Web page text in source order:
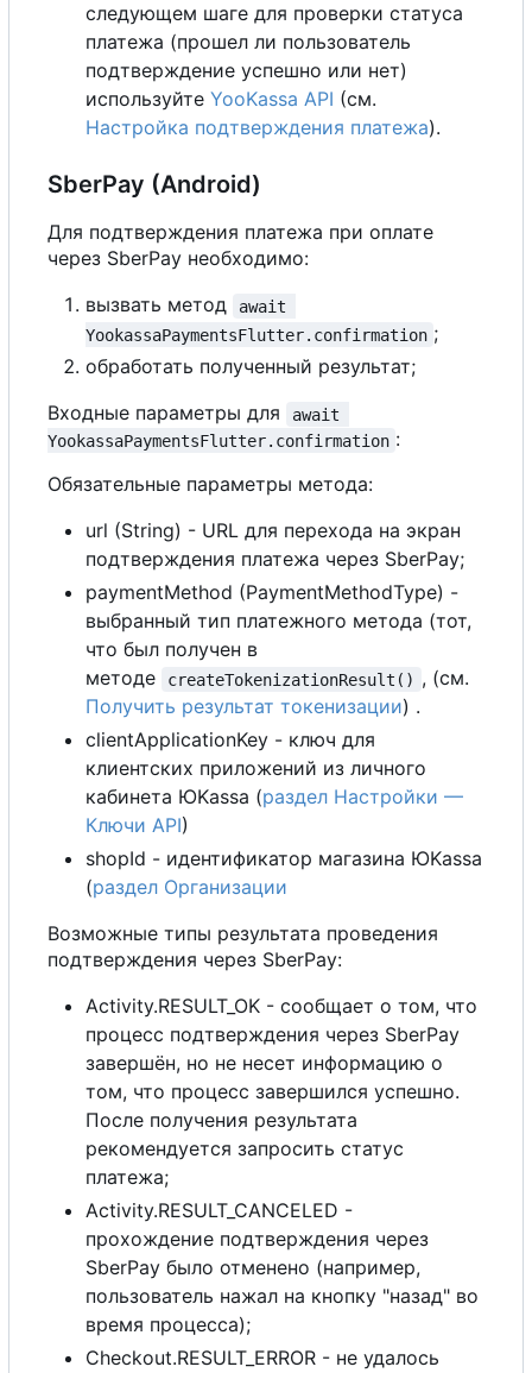
следующем шаге для проверки статуса
платежа (прошел ли пользователь
подтверждение успешно или нет)
используйте YooKassa API (см.
Настройка подтверждения платежа).
SberPay (Android)
Для подтверждения платежа при оплате
через SberPay необходимо:
вызвать метод
await
YookassaPaymentsFlutter.confirmation ;
обработать полученный результат;
Входные параметры для
await
YookassaPaymentsFlutter.confirmation :
Обязательные параметры метода:
url (String) - URL для перехода на экран
подтверждения платежа через SberPay;
paymentMethod (PaymentMethodType) -
выбранный тип платежного метода (тот,
что был получен в
методе
createTokenizationResult() , (см.
Получить результат токенизации) .
clientApplicationKey - ключ для
клиентских приложений из личного
кабинета ЮKassa (раздел Настройки —
Ключи API)
shopId - идентификатор магазина ЮKassa
(раздел Организации
Возможные типы результата проведения
подтверждения через SberPay:
Activity.RESULT_OK - сообщает о том, что
процесс подтверждения через SberPay
завершён, но не несет информацию о
том, что процесс завершился успешно.
После получения результата
рекомендуется запросить статус
платежа;
Activity.RESULT_CANCELED -
прохождение подтверждения через
SberPay было отменено (например,
пользователь нажал на кнопку "назад" во
время процесса);
Checkout.RESULT_ERROR - не удалось